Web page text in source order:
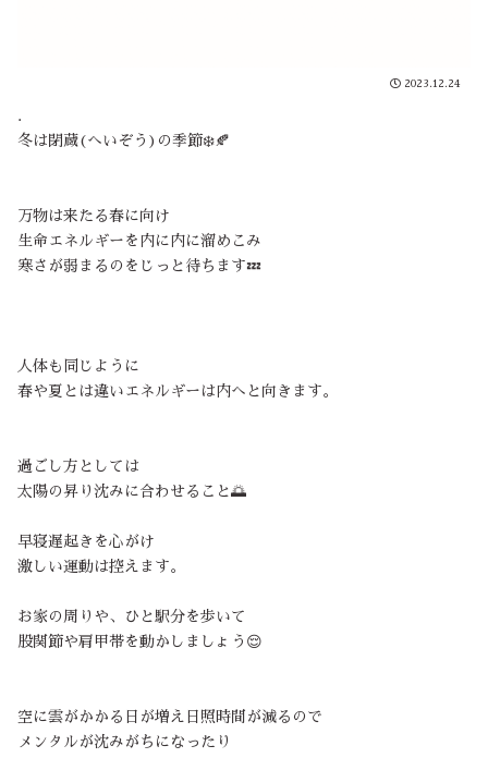
2023.12.24
.
冬は閉蔵(へいぞう)の季節❄️🍂
万物は来たる春に向け
生命エネルギーを内に内に溜めこみ
寒さが弱まるのをじっと待ちます💤
人体も同じように
春や夏とは違いエネルギーは内へと向きます。
過ごし方としては
太陽の昇り沈みに合わせること🌅
早寝遅起きを心がけ
激しい運動は控えます。
お家の周りや、ひと駅分を歩いて
股関節や肩甲帯を動かしましょう😌
空に雲がかかる日が増え日照時間が減るので
メンタルが沈みがちになったり